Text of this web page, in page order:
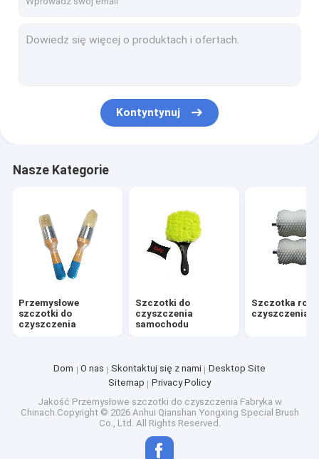
Kontyntynuj
Nasze Kategorie
Przemysłowe
szczotki do
czyszczenia
Szczotki do
czyszczenia
samochodu
Szczotka
czyszczenia
Dom O nas Skontaktuj się z nami
Desktop Site
Sitemap
Privacy Policy
Jakość Przemysłowe szczotki do czyszczenia Fabryka w
Chinach.Copyright © 2026 Anhui Qianshan Yongxing Special Brush
Co., Ltd. All Rights Reserved.